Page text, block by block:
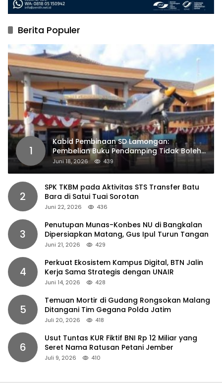
Berita Populer
1
Kabid Pembinaan SD Lamongan:
Pembelian Buku Pendamping Tidak Boleh
Dipaksakan
Juni 18, 2026 439
2
SPK TKBM pada Aktivitas STS Transfer Batu
Bara di Satui Tuai Sorotan
Juni 22, 2026 436
3
Penutupan Munas-Konbes NU di Bangkalan
Dipersiapkan Matang, Gus Ipul Turun Tangan
Juni 21, 2026 429
4
Perkuat Ekosistem Kampus Digital, BTN Jalin
Kerja Sama Strategis dengan UNAIR
Juni 14, 2026 428
5
Temuan Mortir di Gudang Rongsokan Malang
Ditangani Tim Gegana Polda Jatim
Juli 20, 2026 418
6
Usut Tuntas KUR Fiktif BNI Rp 12 Miliar yang
Seret Nama Ratusan Petani Jember
Juli 9, 2026 410